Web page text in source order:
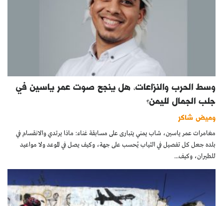
وسط الحرب والنزاعات، هل ينجح صوت عمر ياسين في
جلب الجمال لليمن؟
وميض شاكر
مغامرات عمر ياسين، شاب يمني يتبارى على مسابقة غناء: ماذا يرتدي والانقسام في
بلده جعل كل تفصيل في الثياب يُحسب على جهة، وكيف يصل في الموعد ولا مواعيد
للطيران، وكيف...